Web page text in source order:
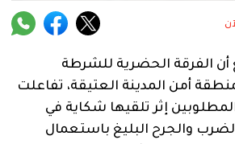
الفرقة الحضرية للشرطة
أمن المدينة العتيقة، تفاعلت
إثر تلقيها شكاية في
والجرح البليغ باستعمال